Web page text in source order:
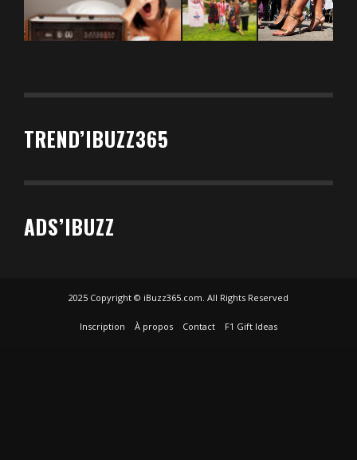
TREND’IBUZZ365
ADS’IBUZZ
2025 Copyright © iBuzz365.com. All Rights Reserved
Inscription À propos Contact F1 Gift Ideas